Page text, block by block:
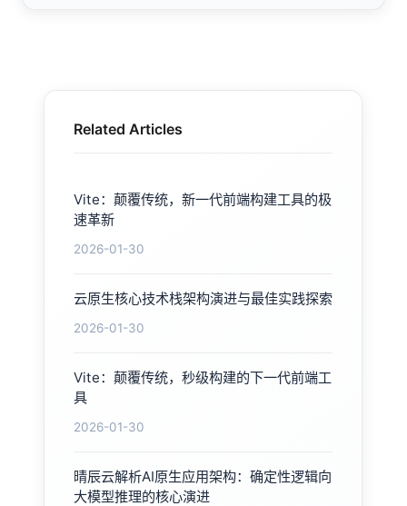
Related Articles
Vite：颠覆传统，新一代前端构建工具的极
速革新
2026-01-30
云原生核心技术栈架构演进与最佳实践探索
2026-01-30
Vite：颠覆传统，秒级构建的下一代前端工
具
2026-01-30
晴辰云解析AI原生应用架构：确定性逻辑向
大模型推理的核心演进